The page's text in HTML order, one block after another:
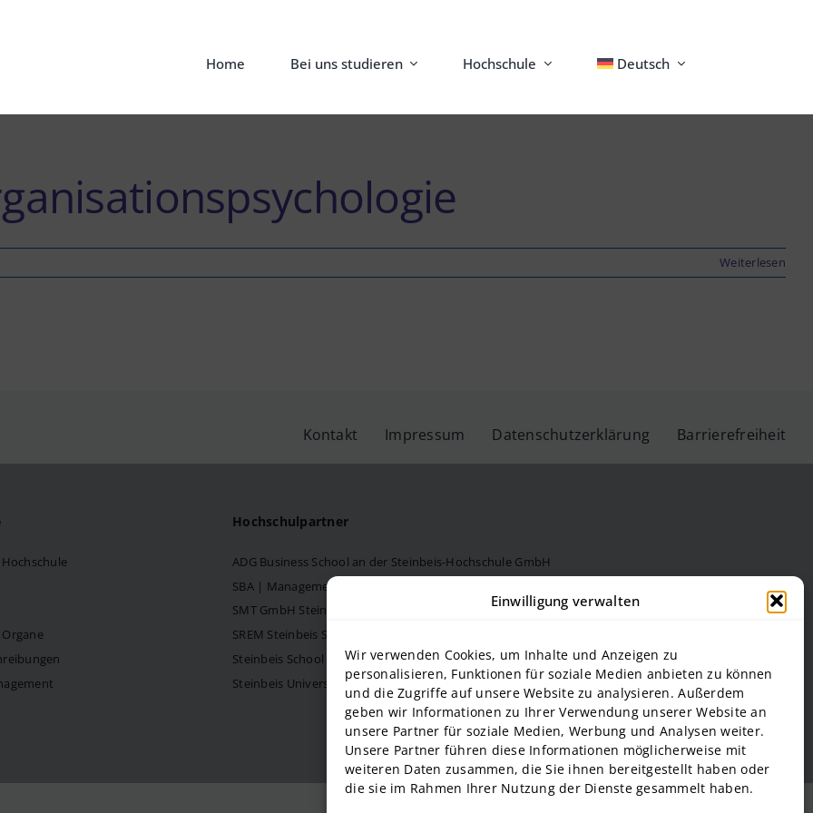
Einwilligung verwalten
Wir verwenden Cookies, um Inhalte und Anzeigen zu
personalisieren, Funktionen für soziale Medien anbieten zu können
und die Zugriffe auf unsere Website zu analysieren. Außerdem
geben wir Informationen zu Ihrer Verwendung unserer Website an
unsere Partner für soziale Medien, Werbung und Analysen weiter.
Unsere Partner führen diese Informationen möglicherweise mit
weiteren Daten zusammen, die Sie ihnen bereitgestellt haben oder
die sie im Rahmen Ihrer Nutzung der Dienste gesammelt haben.
Home Bei uns studieren Hochschule Deutsch
Weiterlesen
Kontakt Impressum Datenschutzerklärung Barrierefreiheit
Hochschulpartner
ADG Business School an der Steinbeis-Hochschule GmbH
SBA | Management School der Steinbeis Hochschule
SMT GmbH Steinbeis School of Management and Technology
SREM Steinbeis School für Real Estate and Management gGmbH
Steinbeis School of International Business and Entrepreneurship (SIBE) GmbH
Steinbeis University – Schools of Next Practices GmbH